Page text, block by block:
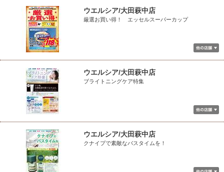
ウエルシア/大田萩中店
厳選お買い得！ エッセルスーパーカップ
ウエルシア/大田萩中店
ブライトニングケア特集
ウエルシア/大田萩中店
クナイプで素敵なバスタイムを！